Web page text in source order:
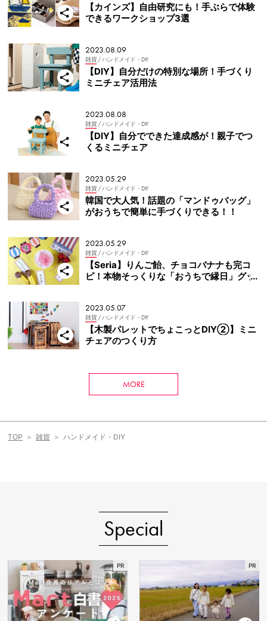
【カインズ】自由研究にも！手ぶらで体験
できるワークショップ3選
2023.08.09
雑貨 / ハンドメイド・DIY
【DIY】自分だけの特別な場所！手づくり
ミニチェア活用法
2023.08.08
雑貨 / ハンドメイド・DIY
【DIY】自分でできた達成感が！親子でつ
くるミニチェア
2023.05.29
雑貨 / ハンドメイド・DIY
韓国で大人気！話題の「マンドゥバッグ」
がおうちで簡単に手づくりできる！！
2023.05.29
雑貨 / ハンドメイド・DIY
【Seria】りんご飴、チョコバナナも完コ
ピ！本物そっくりな「おうちで縁日」グッ
2023.05.07
雑貨 / ハンドメイド・DIY
【木製パレットでちょこっとDIY②】ミニ
チェアのつくり方
MORE
TOP 雑貨 ハンドメイド・DIY
Special